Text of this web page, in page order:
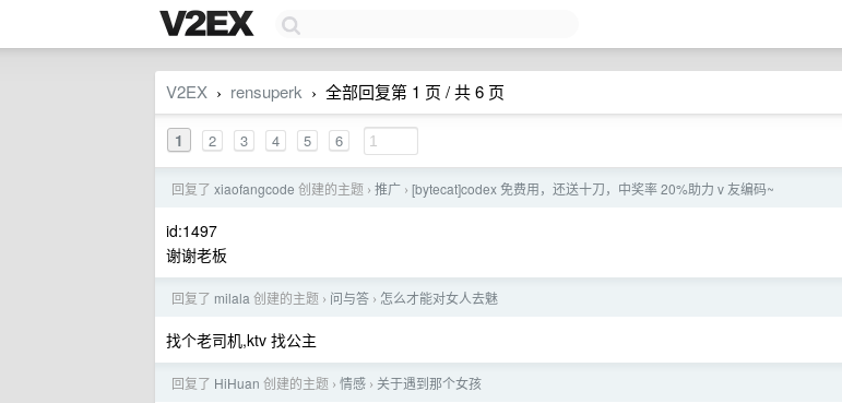
V2EX › rensuperk › 全部回复第 1 页 / 共 6 页
1 2 3 4 5 6
回复了 xiaofangcode 创建的主题 › 推广 › [bytecat]codex 免费用，还送十刀，中奖率 20%助力 v 友编码~
id:1497
谢谢老板
回复了 milala 创建的主题 › 问与答 › 怎么才能对女人去魅
找个老司机,ktv 找公主
回复了 HiHuan 创建的主题 › 情感 › 关于遇到那个女孩